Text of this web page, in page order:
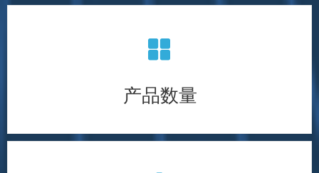
넒
产品数量